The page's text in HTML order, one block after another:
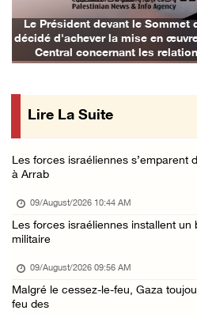
Des colons attaquent le village
08/August/2026 07:40 PM
Une session du Conseil de
Un colon terroriste laisse son
Deux civils blessés lors d’une
08/August/2026 02:54 PM
Le Président reçoit le conseil
08/August/2026 02:21 PM
Le Président devant le Sommet
décidé d'achever la mise en
Central concernant les
Lire La Suite
Les forces israéliennes s’emparent
à Arrab
09/August/2026 10:44 AM
Les forces israéliennes installent un
militaire
09/August/2026 09:56 AM
Malgré le cessez-le-feu, Gaza
feu des